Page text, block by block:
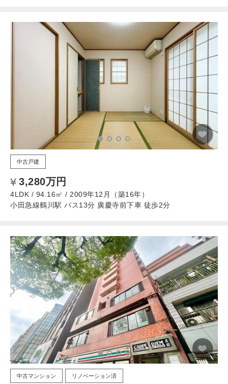
中古戸建
3,280万円
4LDK / 94.16㎡ / 2009年12月（築16年）
小田急線鶴川駅 バス13分 廣慶寺前下車 徒歩2分
中古マンション リノベーション済